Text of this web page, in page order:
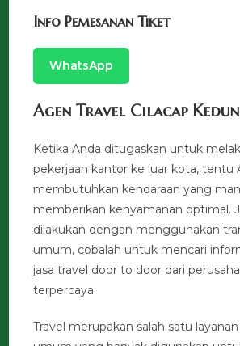
Info Pemesanan Tiket
WhatsApp
Agen Travel Cilacap
Ketika Anda ditugaskan untuk
pekerjaan kantor ke luar kota, tentu
membutuhkan kendaraan yang
memberikan kenyamanan optimal.
dilakukan dengan menggunakan
umum, cobalah untuk mencari
jasa travel door to door dari
terpercaya.
Travel merupakan salah satu